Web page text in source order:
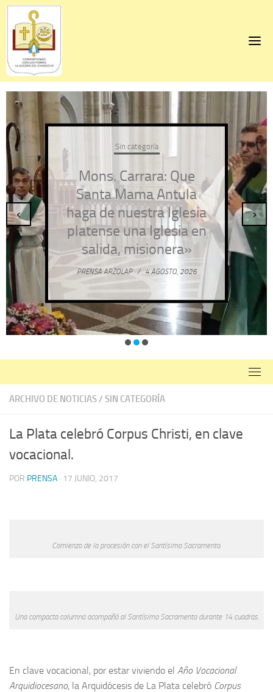
Skip
content
Sin categoría
Mons. Carrara: Que
Santa Mama Antula
haga de nuestra Iglesia
platense una Iglesia en
salida, misionera»
PRENSA ARZOLAP / 4 AGOSTO, 2026
‹ ›
ARCHIVO DE NOTICIAS/ SIN CATEGORÍA
La Plata celebró Corpus Christi, en clave
vocacional.
POR PRENSA · 17 JUNIO, 2017
Comienzo de la procesión con el Santísimo Sacramento.
Una compacta columna acompañó al Santísimo Sacramento durante 14 cuadras.
En clave vocacional, por estar viviendo el Año Vocacional
Arquidiocesano, la Arquidócesis de La Plata celebró Corpus